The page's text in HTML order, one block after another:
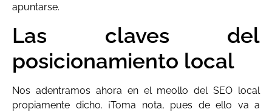
apuntarse.
Las claves del
posicionamiento local
Nos adentramos ahora en el meollo del SEO local
propiamente dicho. ¡Toma nota, pues de ello va a